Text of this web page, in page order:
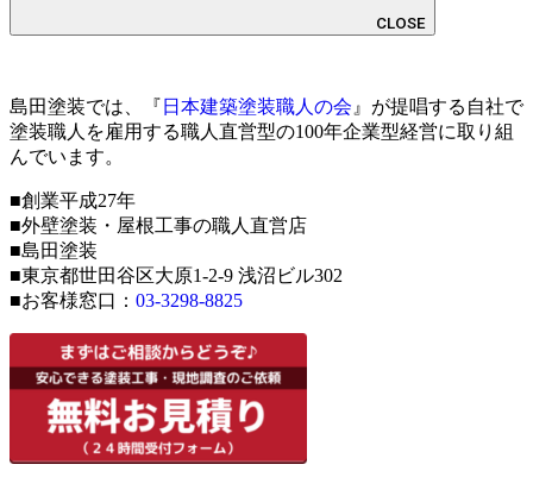
CLOSE
島田塗装では、『 日本建築塗装職人の会 』が提唱する自社で
塗装職人を雇用する職人直営型の100年企業型経営に取り組
んでいます。
■創業平成27年
■外壁塗装・屋根工事の職人直営店
■島田塗装
■東京都世田谷区大原1-2-9 浅沼ビル302
■お客様窓口： 03-3298-8825